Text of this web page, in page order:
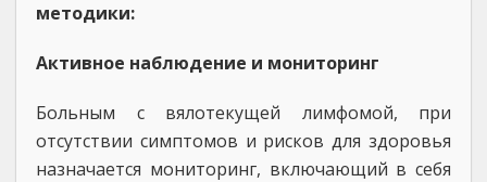
методики:
Активное наблюдение и мониторинг
Больным с вялотекущей лимфомой, при
отсутствии симптомов и рисков для здоровья
назначается мониторинг, включающий в себя